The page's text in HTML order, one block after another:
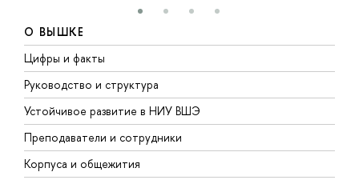
О ВЫШКЕ
Цифры и факты
Руководство и структура
Устойчивое развитие в НИУ ВШЭ
Преподаватели и сотрудники
Корпуса и общежития